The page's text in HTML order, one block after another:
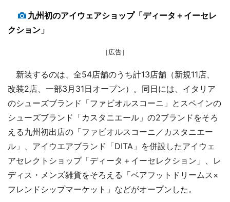
九州初のアイウェアショップ「ディータ＋イーセレ
クション」
［広告］
新装するのは、全54店舗のうち計13店舗（新規11店、
改装2店、一部3月31日オープン）。同日には、イタリア
のシューズブランド「ファビオルスコーニ」とスペインの
シューズブランド「カスタニエール」の2ブランドをそろ
える九州初出店の「ファビオルスコーニ／カスタニエー
ル」、アイウエアブランド「DITA」を併設したアイウェ
アセレクトショップ「ディータ＋イーセレクション」、レ
ディス・メンズ雑貨をそろえる「ベアフットドリームス×
フレンドシップマーケット」などがオープンした。